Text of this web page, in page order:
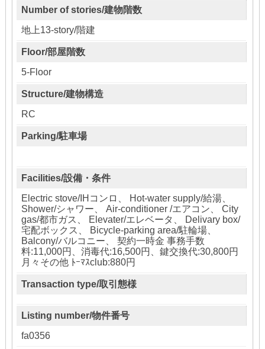
Number of stories/建物階数
地上13-story/階建
Floor/部屋階数
5-Floor
Structure/建物構造
RC
Parking/駐車場
Facilities/設備・条件
Electric stove/IHコンロ、 Hot-water supply/給湯、
Shower/シャワー、 Air-conditioner /エアコン、 City
gas/都市ガス、 Elevater/エレベータ、 Delivary box/
宅配ボックス、 Bicycle-parking area/駐輪場、
Balcony/バルコニー、 契約一時金 事務手数
料:11,000円、消毒代:16,500円、鍵交換代:30,800円
月々その他 ﾄｰﾏｽclub:880円
Transaction type/取引態様
Listing number/物件番号
fa0356